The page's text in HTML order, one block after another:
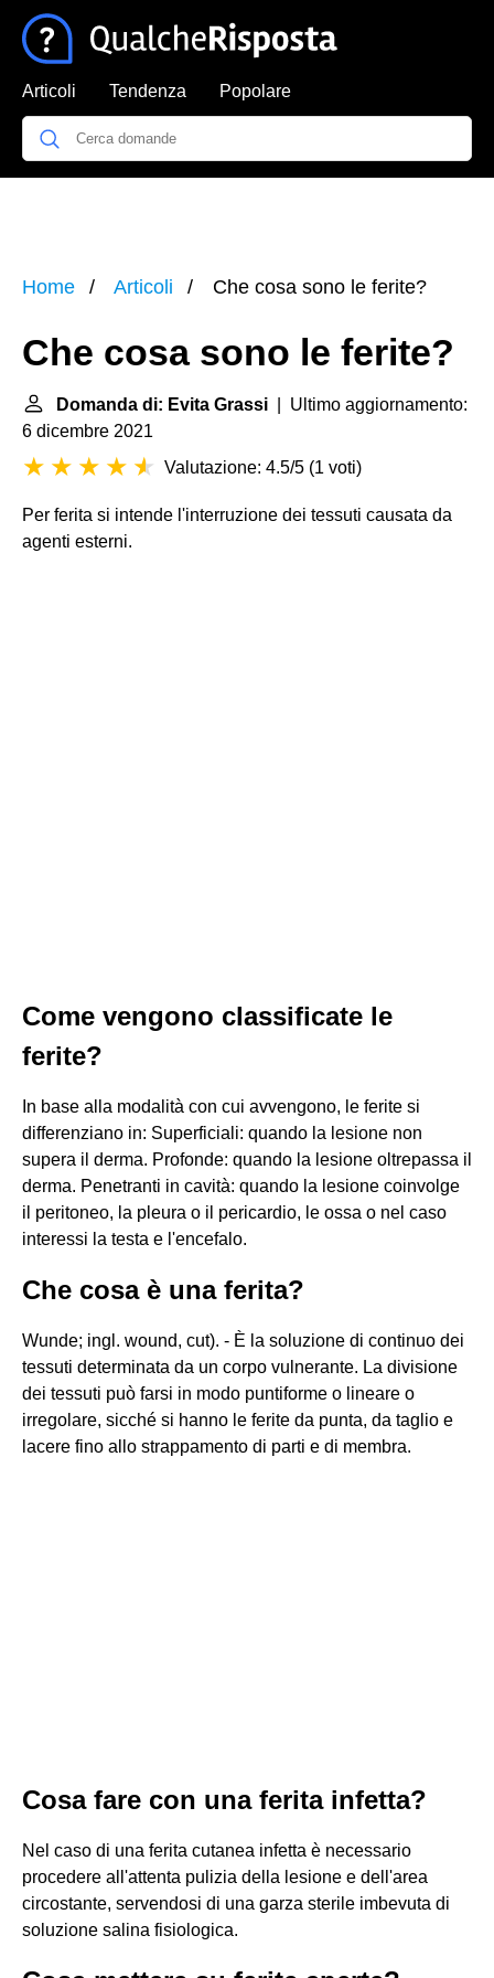
Articoli Tendenza Popolare
Home Articoli Che cosa sono le ferite?
Che cosa sono le ferite?
Domanda di: Evita Grassi | Ultimo aggiornamento:
6 dicembre 2021
Valutazione: 4.5/5 (1 voti)
Per ferita si intende l'interruzione dei tessuti causata da
agenti esterni.
Come vengono classificate le
ferite?
In base alla modalità con cui avvengono, le ferite si
differenziano in: Superficiali: quando la lesione non
supera il derma. Profonde: quando la lesione oltrepassa il
derma. Penetranti in cavità: quando la lesione coinvolge
il peritoneo, la pleura o il pericardio, le ossa o nel caso
interessi la testa e l'encefalo.
Che cosa è una ferita?
Wunde; ingl. wound, cut). - È la soluzione di continuo dei
tessuti determinata da un corpo vulnerante. La divisione
dei tessuti può farsi in modo puntiforme o lineare o
irregolare, sicché si hanno le ferite da punta, da taglio e
lacere fino allo strappamento di parti e di membra.
Cosa fare con una ferita infetta?
Nel caso di una ferita cutanea infetta è necessario
procedere all'attenta pulizia della lesione e dell'area
circostante, servendosi di una garza sterile imbevuta di
soluzione salina fisiologica.